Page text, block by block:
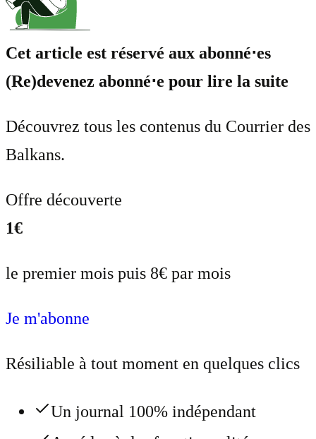
Cet article est réservé aux abonné⋅es
(Re)devenez abonné⋅e pour lire la suite
Découvrez tous les contenus du Courrier des
Balkans.
Offre découverte
1€
le premier mois puis 8€ par mois
Je m'abonne
Résiliable à tout moment en quelques clics
Un journal 100% indépendant